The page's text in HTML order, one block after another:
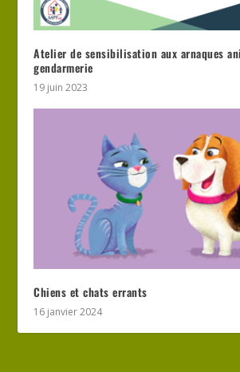
Atelier de sensibilisation aux arnaques
gendarmerie
19 juin 2023
Chiens et chats errants
16 janvier 2024